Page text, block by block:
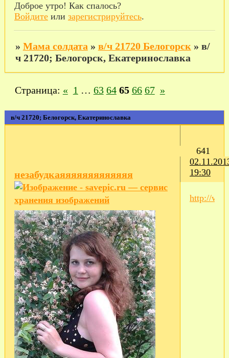
Доброе утро! Как спалось?
Войдитеили зарегистрируйтесь.
» Мама солдата » в/ч 21720 Белогорск » в/
ч 21720; Белогорск, Екатеринославка
в/ч 21720; Белогорск, Екатеринославка
Страница: « 1 … 63 64 65 66 67 »
641
19:30
незабудкаяяяяяяяяяяяяя
http://